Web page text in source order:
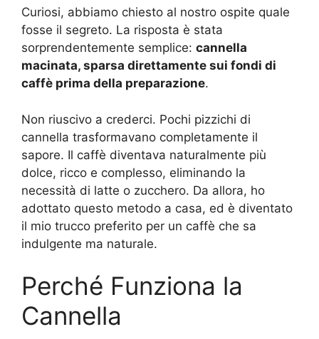
Curiosi, abbiamo chiesto al nostro ospite quale
fosse il segreto. La risposta è stata
sorprendentemente semplice: cannella
macinata, sparsa direttamente sui fondi di
caffè prima della preparazione.
Non riuscivo a crederci. Pochi pizzichi di
cannella trasformavano completamente il
sapore. Il caffè diventava naturalmente più
dolce, ricco e complesso, eliminando la
necessità di latte o zucchero. Da allora, ho
adottato questo metodo a casa, ed è diventato
il mio trucco preferito per un caffè che sa
indulgente ma naturale.
Perché Funziona la
Cannella